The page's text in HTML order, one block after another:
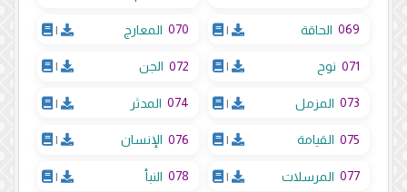
069 الحاقة |
070 المعارج |
071 نوح |
072 الجن |
073 المزمل |
074 المدثر |
075 القيامة |
076 الإنسان |
077 المرسلات |
078 النبأ |